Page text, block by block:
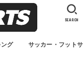
グ サッカー・フット
SEARCH